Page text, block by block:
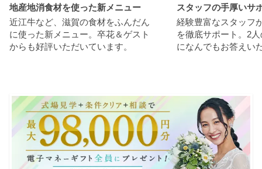
地産地消食材を使った新メニュー
近江牛など、滋賀の食材をふんだん
に使った新メニュー。卒花＆ゲスト
からも好評いただいています。
スタッフの手厚いサ
経験豊富なスタッフ
を徹底サポート。2
になんでもお答えい